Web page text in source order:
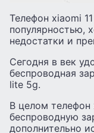
Телефон xiaomi
популярностью,
недостатки и
Сегодня в век
беспроводная
lite 5g.
В целом телефон
беспроводную
дополнительно